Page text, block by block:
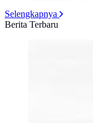
Selengkapnya
Berita Terbaru